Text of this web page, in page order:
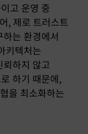
고 운영 중
, 제로 트러스트
는 환경에서
키텍처는
하지 않고
하기 때문에,
을 최소화하는